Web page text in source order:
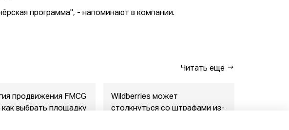
программа", - напоминают в компании.
Читать еще
продвижения FMCG
как выбрать площадку
Wildberries может
столкнуться со штрафами из-